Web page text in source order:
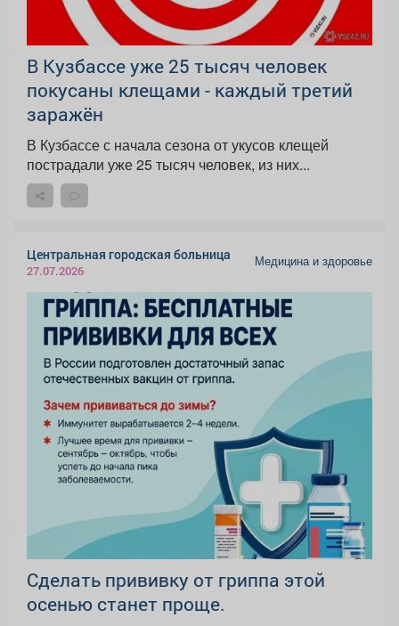
В Кузбассе уже 25 тысяч человек
покусаны клещами - каждый третий
заражён
В Кузбассе с начала сезона от укусов клещей
пострадали уже 25 тысяч человек, из них...
Центральная городская больница
27.07.2026
Медицина и здоровье
Сделать прививку от гриппа этой
осенью станет проще.